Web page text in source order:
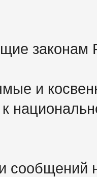
законам
и
сообщений